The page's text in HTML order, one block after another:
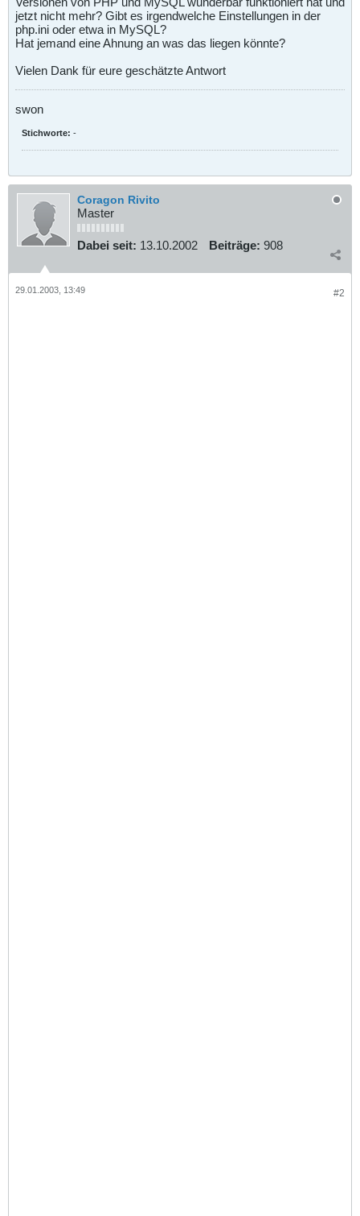
jetzt nicht mehr? Gibt es irgendwelche Einstellungen in der
php.ini oder etwa in MySQL?
Hat jemand eine Ahnung an was das liegen könnte?
Vielen Dank für eure geschätzte Antwort
swon
Stichworte: -
Coragon Rivito
Master
Dabei seit: 13.10.2002 Beiträge: 908
#2
29.01.2003, 13:49